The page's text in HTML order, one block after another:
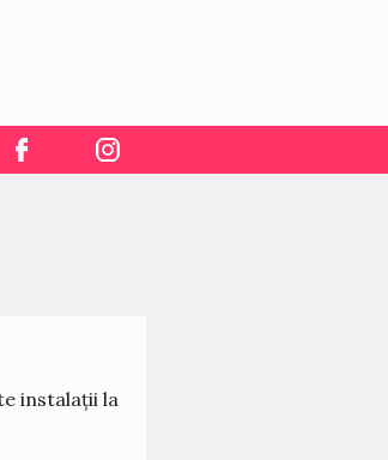
instalații la